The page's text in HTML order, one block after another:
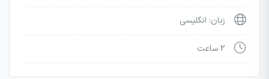
زبان: انگلیسی
2 ساعت